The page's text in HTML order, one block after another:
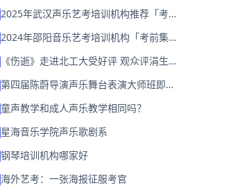
2025年武汉声乐艺考培训机构推荐「考前
2024年邵阳音乐艺考培训机构「考前集训
《伤逝》走进北工大受好评 观众评涓生：
第四届陈蔚导演声乐舞台表演大师班即将
童声教学和成人声乐教学相同吗？
星海音乐学院声乐歌剧系
钢琴培训机构哪家好
海外艺考：一张海报征服考官